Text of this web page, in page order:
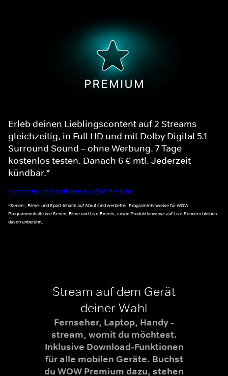
Erleb deinen Lieblingscontent auf 2 Streams
gleichzeitig, in Full HD und mit Dolby Digital 5.1
Surround Sound – ohne Werbung. 7 Tage
kostenlos testen. Danach 6 € mtl. Jederzeit
kündbar.*
Noch mehr Informationen zu WOW Premium
*Serien-, Filme- und Sport-Inhalte auf Abruf sind werbefrei. Programmhinweise für WOW
Programminhalte wie Serien, Filme und Live-Events, sowie Produkthinweise auf Live-Sendern bleiben
davon unberührt.
Stream auf dem Gerät
deiner Wahl
Fernseher, Laptop, Handy -
stream, womit du möchtest.
Inklusive Download-Funktionen
für alle mobilen Geräte. Buchst
du WOW Premium dazu, stehen